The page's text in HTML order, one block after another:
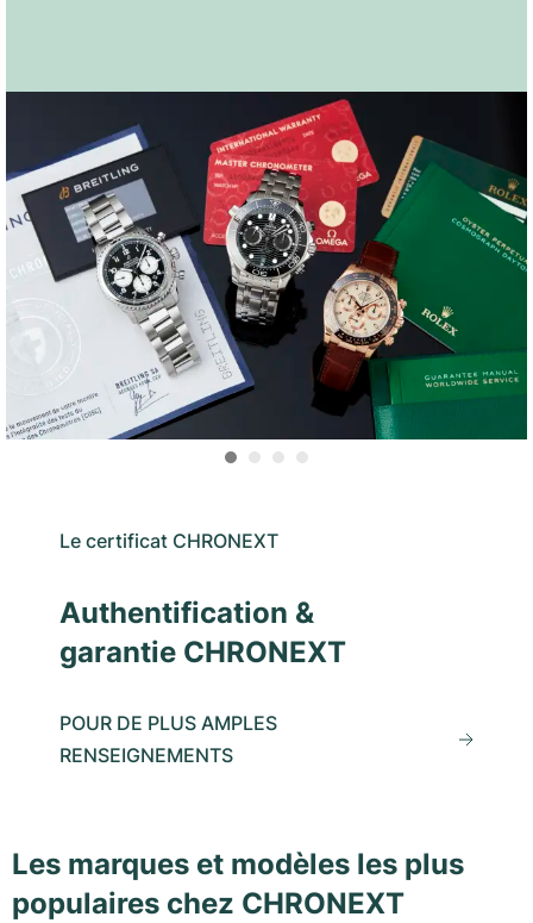
Le certificat CHRONEXT
Authentification &
garantie CHRONEXT
POUR DE PLUS AMPLES
RENSEIGNEMENTS
Les marques et modèles les plus
populaires chez CHRONEXT